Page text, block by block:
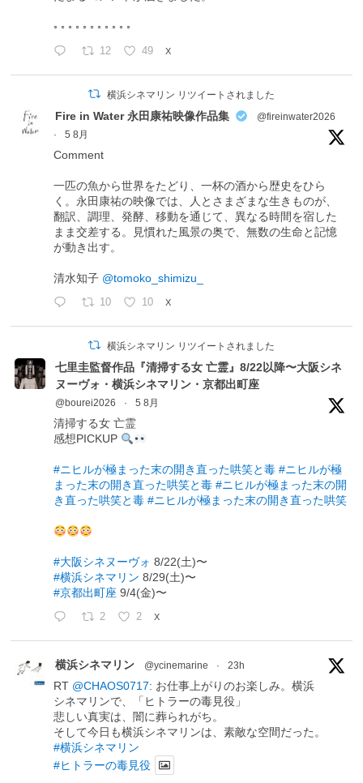
◦ ◦ ◦ ◦ ◦ ◦ ◦ ◦ ◦ ◦ ◦
12 49 X
横浜シネマリン リツイートされました
Fire in Water 永田康祐映像作品集
@fireinwater2026
·
5 8月
Comment
一匹の魚から世界をたどり、一杯の酒から歴史をひら
く。永田康祐の映像では、人とさまざまな生きものが、
翻訳、調理、発酵、移動を通じて、異なる時間を宿した
まま交差する。見慣れた風景の奥で、無数の生命と記憶
が動き出す。
清水知子 @tomoko_shimizu_
10 10 X
横浜シネマリン リツイートされました
七里圭監督作品『清掃する女 亡霊』8/22以降〜大阪シネ
ヌーヴォ・横浜シネマリン・京都出町座
@bourei2026 · 5 8月
清掃する女 亡霊
感想PICKUP
#ニヒルが極まった末の開き直った哄笑と毒 #ニヒルが極
まった末の開き直った哄笑と毒 #ニヒルが極まった末の開
き直った哄笑と毒 #ニヒルが極まった末の開き直った哄笑
#大阪シネヌーヴォ 8/22(土)〜
#横浜シネマリン 8/29(土)〜
#京都出町座 9/4(金)〜
2 2 X
横浜シネマリン @ycinemarine · 23h
RT @CHAOS0717: お仕事上がりのお楽しみ。横浜
シネマリンで、「ヒトラーの毒見役」
悲しい真実は、闇に葬られがち。
そして今日も横浜シネマリンは、素敵な空間だった。
#横浜シネマリン
#ヒトラーの毒見役